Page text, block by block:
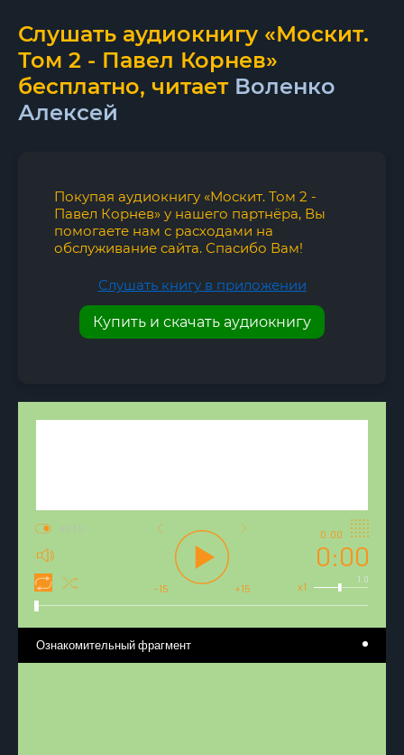
Слушать аудиокнигу «Москит.
Том 2 - Павел Корнев»
бесплатно, читает Воленко
Алексей
Покупая аудиокнигу «Москит. Том 2 -
Павел Корнев» у нашего партнёра, Вы
помогаете нам с расходами на
обслуживание сайта. Спасибо Вам!
Слушать книгу в приложении
Купить и скачать аудиокнигу
0:00
0:00
1.0
x1
-15 +15
AUTO
Ознакомительный фрагмент